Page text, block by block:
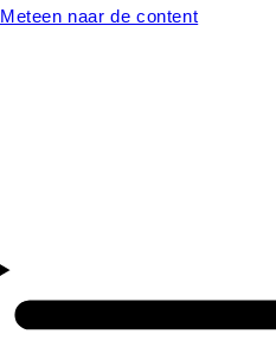
Meteen naar de content